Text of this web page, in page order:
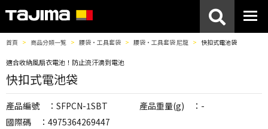
首頁 商品分類一覧 腰袋・工具套袋 腰袋・工具套袋 尼龍 快扣式電池袋
適合收納風扇衣電池！防止流汗滴到電池
快扣式電池袋
產品編號 ：SFPCN-1SBT
產品重量(g) ：-
國際碼 ：4975364269447